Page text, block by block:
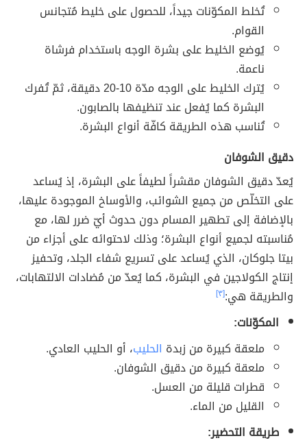
تُخلط المكوّنات جيداً، للحصول على خليط مُتجانس
القوام.
يُوضع الخليط على بشرة الوجه باستخدام فرشاة
ناعمة.
يُترك الخليط على الوجه مدّة 10-20 دقيقة، ثمّ تُفرك
البشرة كما يُفعل عند تنظيفها بالصابون.
تُناسب هذه الطريقة كافّة أنواع البشرة.
دقيق الشوفان
يُعدّ دقيق الشوفان مقشراً لطيفاً على البشرة، إذ يُساعد
على التخلّص من جميع الشوائب، والأوساخ الموجودة عليها،
بالإضافة إلى تطهير المسام دون حدوث أيّ ضرر لها، مع
مُناسبته لجميع أنواع البشرة؛ وذلك لاحتوائه على أجزاء من
بيتا جلوكان، الذي يُساعد على تسريع شفاء الجلد، وتحفيز
إنتاج الكولاجين في البشرة، كما يُعدّ من مُضادات الالتهابات،
والطريقة هي:[٣]
المكوّنات:
ملعقة كبيرة من زبدة الحليب، أو الحليب العادي.
ملعقة كبيرة من دقيق الشوفان.
قطرات قليلة من العسل.
القليل من الماء.
طريقة التحضير: